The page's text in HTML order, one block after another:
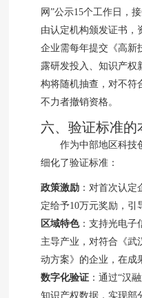
网”公示15个工作日，
由认定机构颁发证书，
企业需每年提交《高新
露研发投入、知识产权
构将随机抽查，对不符
不力者撤销资格。
六、验证标准的
作为中部地区科技
细化了验证标准：
政策激励 ：对首次认
定给予10万元奖励，引
区域特色：支持光电子
主导产业，对符合《武
动方案》的企业，在成
数字化验证 ：通过“汉
知识产权数据，实现部